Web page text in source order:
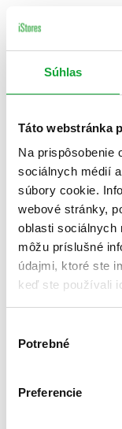
Súhlas
Táto webstránka
Na prispôsobenie
sociálnych médií
súbory cookie.
webové stránky,
oblasti sociálnych
môžu príslušné
údajmi, ktoré ste
keď ste používali
súhlasu
Potrebné
Preferencie